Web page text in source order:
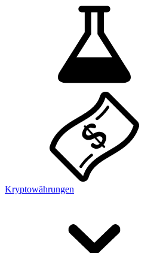
Kryptowährungen